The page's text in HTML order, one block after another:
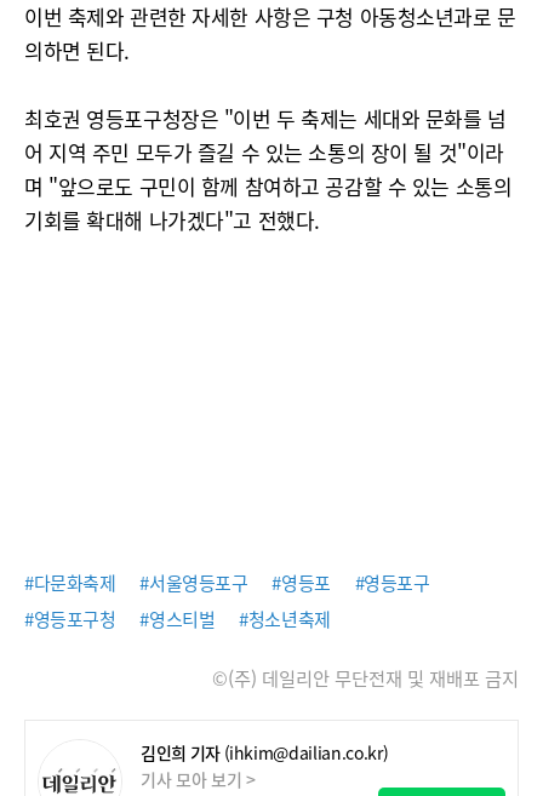
이번 축제와 관련한 자세한 사항은 구청 아동청소년과로 문
의하면 된다.
최호권 영등포구청장은 "이번 두 축제는 세대와 문화를 넘
어 지역 주민 모두가 즐길 수 있는 소통의 장이 될 것"이라
며 "앞으로도 구민이 함께 참여하고 공감할 수 있는 소통의
기회를 확대해 나가겠다"고 전했다.
#다문화축제 #서울영등포구 #영등포
#영등포구
#영등포구청
#영스티벌 #청소년축제
©(주) 데일리안 무단전재 및 재배포 금지
김인희 기자 (ihkim@dailian.co.kr)
기사 모아 보기 >